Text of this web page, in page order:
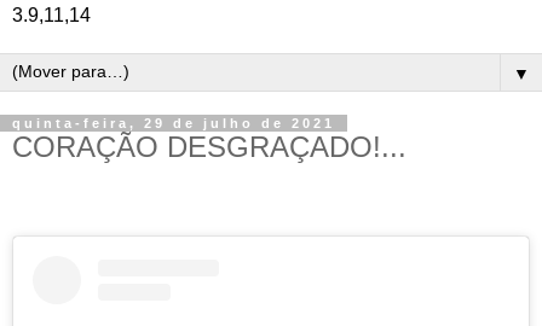
3.9,11,14
▼
quinta-feira, 29 de julho de 2021
CORAÇÃO DESGRAÇADO!...